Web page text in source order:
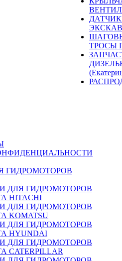
ТРОСЫ
ГИДРОМОТОРОВ
ДЛЯ ГИДРОМОТОРОВ
HITACHI
ДЛЯ ГИДРОМОТОРОВ
KOMATSU
ДЛЯ ГИДРОМОТОРОВ
HYUNDAI
ДЛЯ ГИДРОМОТОРОВ
CATERPILLAR